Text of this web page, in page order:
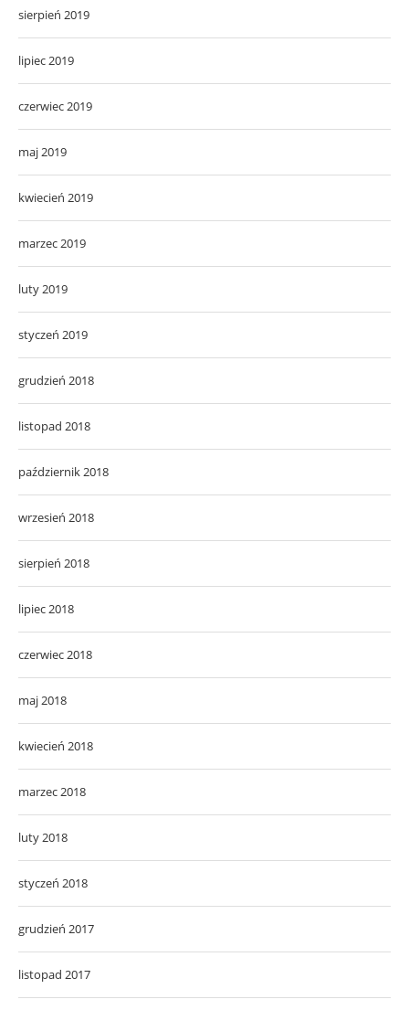
sierpień 2019
lipiec 2019
czerwiec 2019
maj 2019
kwiecień 2019
marzec 2019
luty 2019
styczeń 2019
grudzień 2018
listopad 2018
październik 2018
wrzesień 2018
sierpień 2018
lipiec 2018
czerwiec 2018
maj 2018
kwiecień 2018
marzec 2018
luty 2018
styczeń 2018
grudzień 2017
listopad 2017